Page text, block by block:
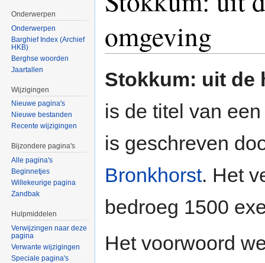
omgeving
Stokkum: uit de
is de titel van
is geschreven
Bronkhorst. Het
bedroeg 1500
Het voorwoord
Onderwerpen
Onderwerpen
Barghief Index (Archief
HKB)
Berghse woorden
Jaartallen
Wijzigingen
Nieuwe pagina's
Nieuwe bestanden
Recente wijzigingen
Bijzondere pagina's
Alle pagina's
Beginnetjes
Willekeurige pagina
Zandbak
Hulpmiddelen
Verwijzingen naar deze
pagina
Verwante wijzigingen
Speciale pagina's